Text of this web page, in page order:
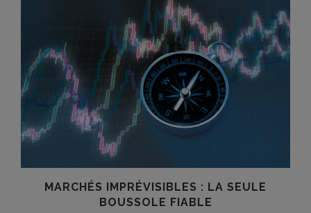
MARCHÉS IMPRÉVISIBLES : LA SEULE
BOUSSOLE FIABLE